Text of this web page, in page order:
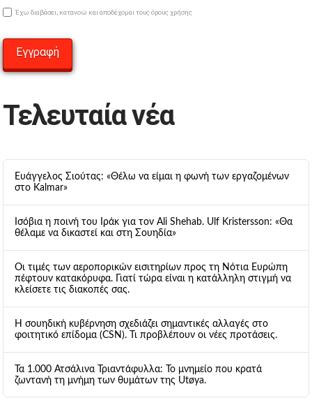
Έχω διαβάσει, κατανοώ και αποδέχομαι τους όρους χρήσης
Τελευταία νέα
Ευάγγελος Σιούτας: «Θέλω να είμαι η φωνή των εργαζομένων
στο Kalmar»
Ισόβια η ποινή του Ιράκ για τον Ali Shehab. Ulf Kristersson: «Θα
θέλαμε να δικαστεί και στη Σουηδία»
Οι τιμές των αεροπορικών εισιτηρίων προς τη Νότια Ευρώπη
πέφτουν κατακόρυφα. Γιατί τώρα είναι η κατάλληλη στιγμή να
κλείσετε τις διακοπές σας.
Η σουηδική κυβέρνηση σχεδιάζει σημαντικές αλλαγές στο
φοιτητικό επίδομα (CSN). Τι προβλέπουν οι νέες προτάσεις.
Τα 1.000 Ατσάλινα Τριαντάφυλλα: Το μνημείο που κρατά
ζωντανή τη μνήμη των θυμάτων της Utøya.